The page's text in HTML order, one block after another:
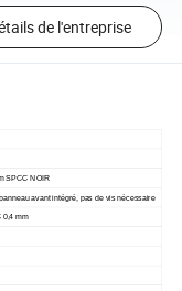
de l'entreprise
SPCC NOIR
avant intégré, pas de vis nécessaire
0,4 mm